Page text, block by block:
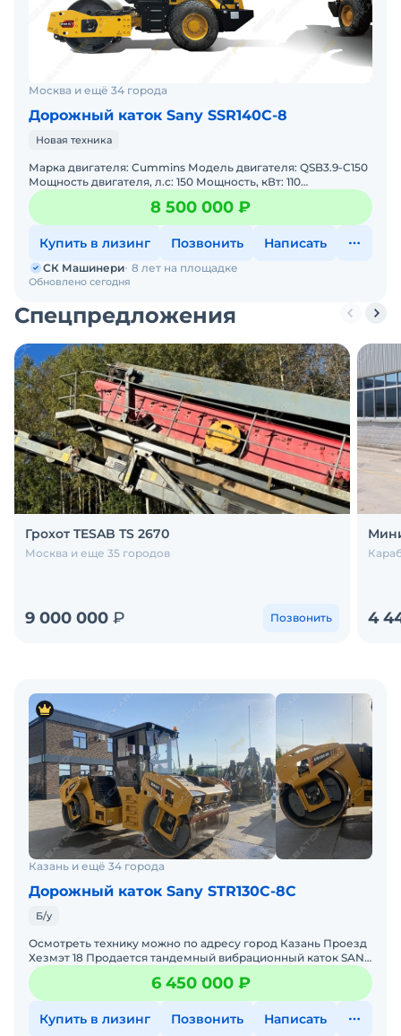
Москва и ещё 34 города
Дорожный каток Sany SSR140C-8
Новая техника
Марка двигателя: Cummins Модель двигателя: QSB3.9-C150
Мощность двигателя, л.с: 150 Мощность, кВт: 110
8 500 000 ₽
Купить в лизинг Позвонить Написать
Обновлено сегодня
СК Машинери 8 лет на площадке
Спецпредложения
Грохот TESAB TS 2670
Москва и еще 35 городов
9 000 000 ₽ Позвонить 4
Казань и ещё 34 города
Дорожный каток Sany STR130C-8C
Б/у
Осмотреть технику можно по адресу город Казань Проезд
Хезмэт 18 Продается тандемный вибрационный каток SANY
STR130C-8C Год выпуска – 2022Весовые характе
6 450 000 ₽
Купить в лизинг Позвонить Написать